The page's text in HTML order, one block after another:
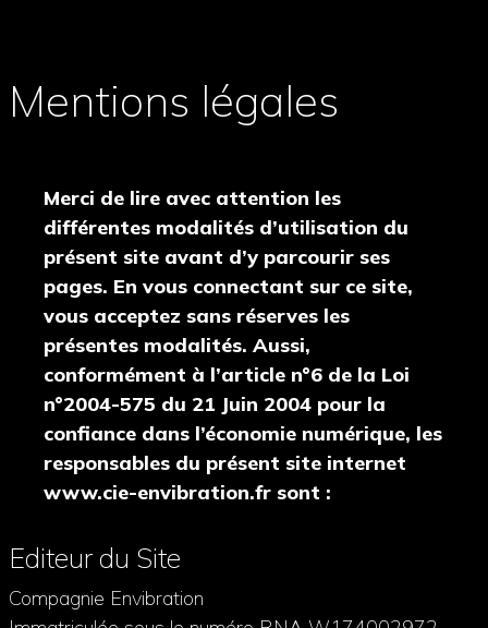
Mentions légales
Merci de lire avec attention les
différentes modalités d’utilisation du
présent site avant d’y parcourir ses
pages. En vous connectant sur ce site,
vous acceptez sans réserves les
présentes modalités. Aussi,
conformément à l’article n°6 de la Loi
n°2004-575 du 21 Juin 2004 pour la
confiance dans l’économie numérique, les
responsables du présent site internet
www.cie-envibration.fr sont :
Editeur du Site
Compagnie Envibration